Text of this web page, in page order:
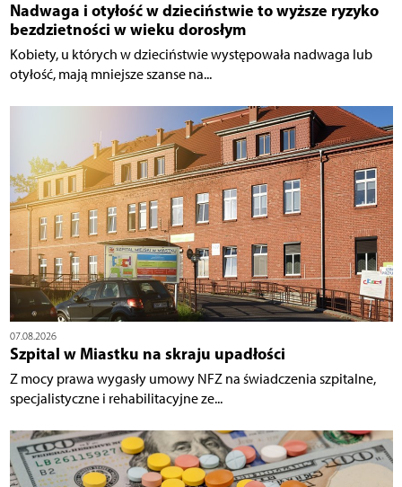
Nadwaga i otyłość w dzieciństwie to wyższe ryzyko
bezdzietności w wieku dorosłym
Kobiety, u których w dzieciństwie występowała nadwaga lub
otyłość, mają mniejsze szanse na...
07.08.2026
Szpital w Miastku na skraju upadłości
Z mocy prawa wygasły umowy NFZ na świadczenia szpitalne,
specjalistyczne i rehabilitacyjne ze...